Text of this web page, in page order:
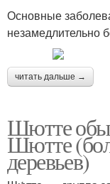
Основные
незамедлительно
читать дальше →
Шютте
Шютте
деревьев)